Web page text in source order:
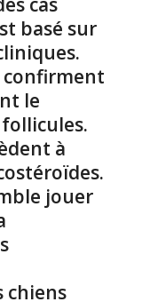
basé sur
le
à
jouer
chiens